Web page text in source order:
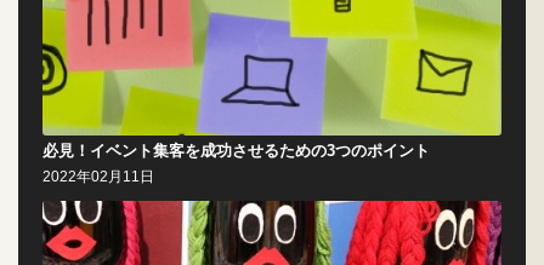
必見！イベント集客を成功させるための3つのポイント
2022年02月11日